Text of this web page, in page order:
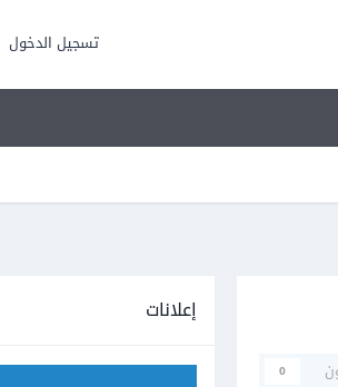
تسجيل الدخول
0
إعلانات